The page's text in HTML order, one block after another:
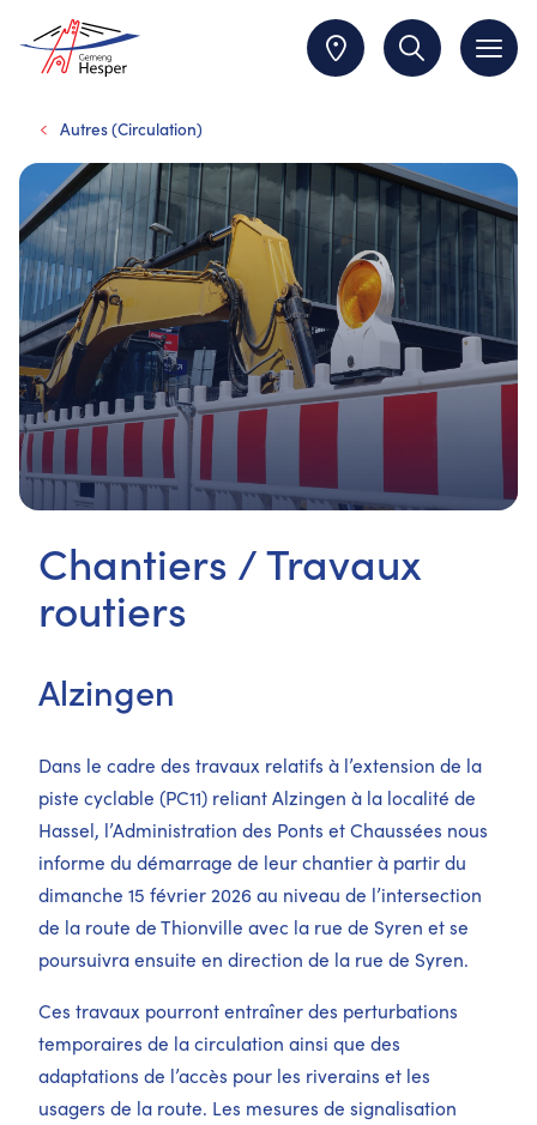
Autres (Circulation)
Chantiers / Travaux
routiers
Alzingen
Dans le cadre des travaux relatifs à l’extension de la
piste cyclable (PC11) reliant Alzingen à la localité de
Hassel, l’Administration des Ponts et Chaussées nous
informe du démarrage de leur chantier à partir du
dimanche 15 février 2026 au niveau de l’intersection
de la route de Thionville avec la rue de Syren et se
poursuivra ensuite en direction de la rue de Syren.
Ces travaux pourront entraîner des perturbations
temporaires de la circulation ainsi que des
adaptations de l’accès pour les riverains et les
usagers de la route. Les mesures de signalisation